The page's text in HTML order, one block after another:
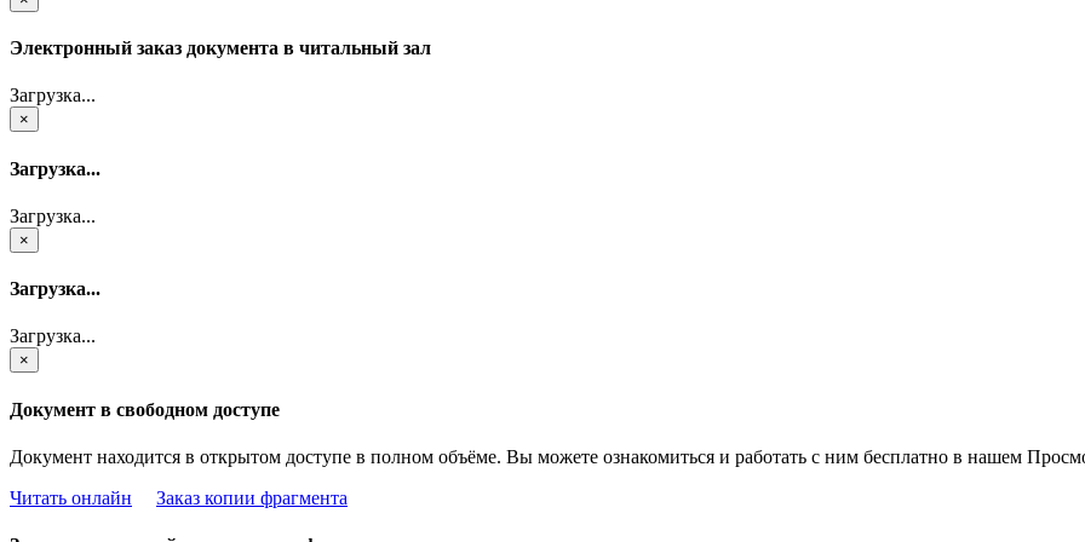
Электронный заказ документа в читальный зал
Загрузка...
×
Загрузка...
Загрузка...
×
Загрузка...
Загрузка...
×
Документ в свободном доступе
Документ находится в открытом доступе в полном объёме. Вы можете ознакомиться и работать с ним бесплатно в нашем
Читать онлайн
Заказ копии фрагмента